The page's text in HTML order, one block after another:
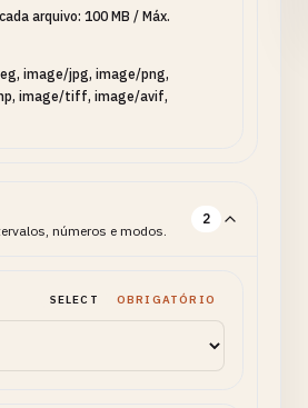
arquivo: 100 MB / Máx.
image/jpg, image/png,
image/tiff, image/avif,
números e modos.
2
SELECT OBRIGATÓRIO